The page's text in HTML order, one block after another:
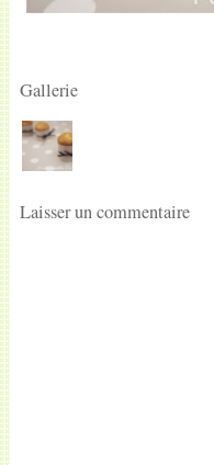
Gallerie
Laisser un commentaire